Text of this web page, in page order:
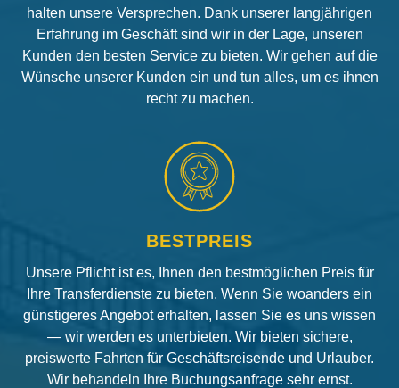
halten unsere Versprechen. Dank unserer langjährigen
Erfahrung im Geschäft sind wir in der Lage, unseren
Kunden den besten Service zu bieten. Wir gehen auf die
Wünsche unserer Kunden ein und tun alles, um es ihnen
recht zu machen.
BESTPREIS
Unsere Pflicht ist es, Ihnen den bestmöglichen Preis für
Ihre Transferdienste zu bieten. Wenn Sie woanders ein
günstigeres Angebot erhalten, lassen Sie es uns wissen
— wir werden es unterbieten. Wir bieten sichere,
preiswerte Fahrten für Geschäftsreisende und Urlauber.
Wir behandeln Ihre Buchungsanfrage sehr ernst.